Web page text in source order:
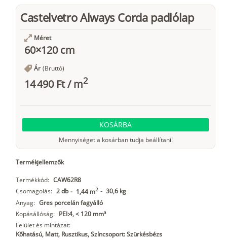
Castelvetro Always Corda padlólap
Méret
60×120 cm
Ár (Bruttó)
14 490 Ft/m2
KOSÁRBA
Mennyiséget a kosárban tudja beállítani!
Termékjellemzők
Termékkód: CAW62R8
Csomagolás: 2 db - 1,44 m2 - 30,6 kg
Anyag: Gres porcelán fagyálló
Kopásállóság: PEI:4, < 120 mm³
Felület és mintázat:
Kőhatású, Matt, Rusztikus, Színcsoport: Szürkésbézs